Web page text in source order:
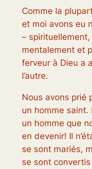
Comme la
et moi avons eu
–
mentalement et
ferveur à Dieu a
l’autre.
Nous avons prié
un homme saint.
un homme que
en devenir! Il
se sont mariés,
se sont